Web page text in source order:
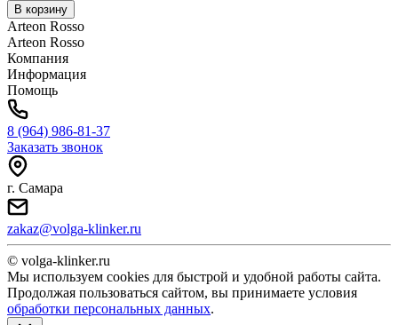
В корзину
Arteon Rosso
Arteon Rosso
Компания
Информация
Помощь
8 (964) 986-81-37
Заказать звонок
г. Самара
zakaz@volga-klinker.ru
© volga-klinker.ru
Мы используем cookies для быстрой и удобной работы сайта.
Продолжая пользоваться сайтом, вы принимаете условия
обработки персональных данных.